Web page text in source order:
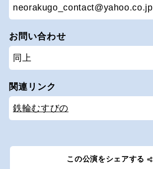
neorakugo_contact@yahoo.co.jp
お問い合わせ
同上
関連リンク
鉄輪むすびの
この公演をシェアする